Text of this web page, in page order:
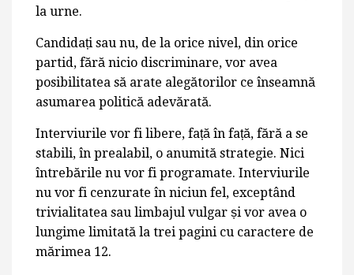
la urne.
Candidați sau nu, de la orice nivel, din orice
partid, fără nicio discriminare, vor avea
posibilitatea să arate alegătorilor ce înseamnă
asumarea politică adevărată.
Interviurile vor fi libere, față în față, fără a se
stabili, în prealabil, o anumită strategie. Nici
întrebările nu vor fi programate. Interviurile
nu vor fi cenzurate în niciun fel, exceptând
trivialitatea sau limbajul vulgar și vor avea o
lungime limitată la trei pagini cu caractere de
mărimea 12.